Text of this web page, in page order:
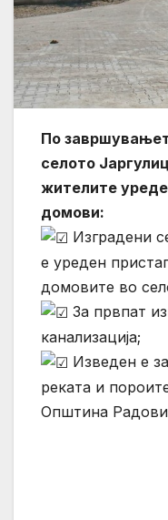
По
селото
жителите
домови:
Изградени
е уреден
домовите во
За првпат
канализација;
Изведен е
реката и
Општина